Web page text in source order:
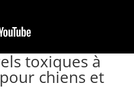
toxiques à
chiens et